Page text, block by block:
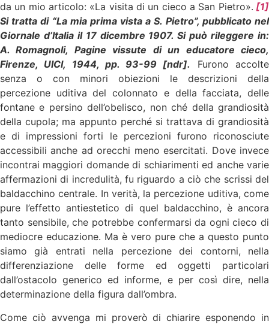
da un mio articolo: «La visita di un cieco a San Pietro». [1]
Si tratta di “La mia prima vista a S. Pietro”, pubblicato nel
Giornale d’Italia il 17 dicembre 1907.Si può rileggere in:
A. Romagnoli, Pagine vissute di un educatore cieco,
Firenze, UICI, 1944, pp. 93-99 [ndr].
Furono accolte
senza o con minori obiezioni le descrizioni della
percezione uditiva del colonnato e della facciata, delle
fontane e persino dell’obelisco, non ché della grandiosità
della cupola; ma appunto perché si trattava di grandiosità
e di impressioni forti le percezioni furono riconosciute
accessibili anche ad orecchi meno esercitati. Dove invece
incontrai maggiori domande di schiarimenti ed anche varie
affermazioni di incredulità, fu riguardo a ciò che scrissi del
baldacchino centrale. In verità, la percezione uditiva, come
pure l’effetto antiestetico di quel baldacchino, è ancora
tanto sensibile, che potrebbe confermarsi da ogni cieco di
mediocre educazione. Ma è vero pure che a questo punto
siamo già entrati nella percezione dei contorni, nella
differenziazione delle forme ed oggetti particolari
dall’ostacolo generico ed informe, e per così dire, nella
determinazione della figura dall’ombra.
Come ciò avvenga mi proverò di chiarire esponendo in